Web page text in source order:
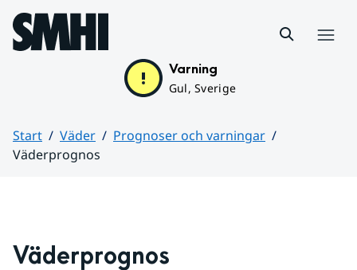
Hoppa till sidans innehåll
Varning
Gul, Sverige
Start Väder
Prognoser och varningar
Väderprognos
Väderprognos